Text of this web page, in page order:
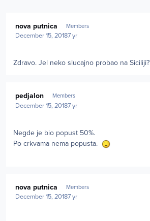
nova putnica Members
December 15, 20187 yr
Zdravo. Jel neko slucajno probao na Siciliji?
pedjalon Members
December 15, 20187 yr
Negde je bio popust 50%.
Po crkvama nema popusta.
nova putnica Members
December 15, 20187 yr